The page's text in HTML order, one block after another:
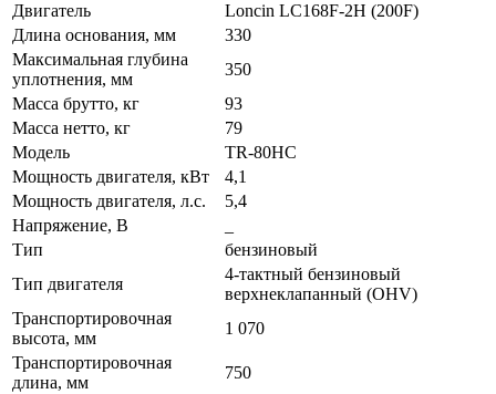
Двигатель
Loncin LC168F-2H (200F)
Длина основания, мм
330
Максимальная глубина
уплотнения, мм
350
Масса брутто, кг
93
Масса нетто, кг
79
Модель
TR-80HC
Мощность двигателя, кВт
4,1
Мощность двигателя, л.с.
5,4
Напряжение, В
Тип
бензиновый
Тип двигателя
4-тактный бензиновый
верхнеклапанный (OHV)
Транспортировочная
высота, мм
1 070
Транспортировочная
длина, мм
750